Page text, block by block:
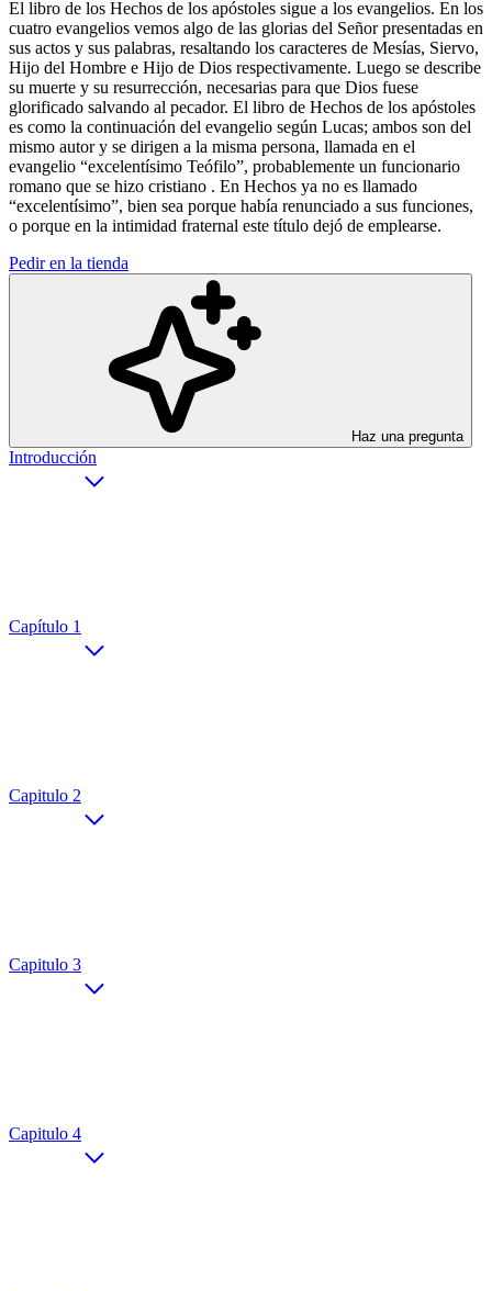
El libro de los Hechos de los apóstoles sigue a los evangelios. En los
cuatro evangelios vemos algo de las glorias del Señor presentadas en
sus actos y sus palabras, resaltando los caracteres de Mesías, Siervo,
Hijo del Hombre e Hijo de Dios respectivamente. Luego se describe
su muerte y su resurrección, necesarias para que Dios fuese
glorificado salvando al pecador. El libro de Hechos de los apóstoles
es como la continuación del evangelio según Lucas; ambos son del
mismo autor y se dirigen a la misma persona, llamada en el
evangelio “excelentísimo Teófilo”, probablemente un funcionario
romano que se hizo cristiano . En Hechos ya no es llamado
“excelentísimo”, bien sea porque había renunciado a sus funciones,
o porque en la intimidad fraternal este título dejó de emplearse.
Pedir en la tienda
Haz una pregunta
Introducción
Capítulo 1
Capitulo 2
Capitulo 3
Capitulo 4